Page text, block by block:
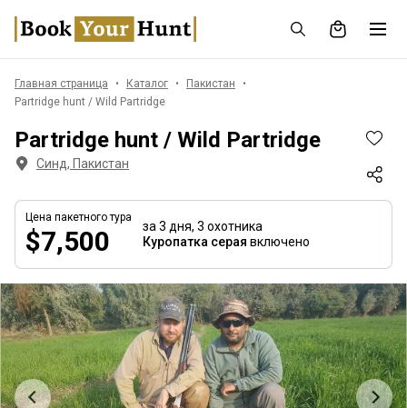
Главная страница Каталог
Пакистан
Partridge hunt / Wild Partridge
Partridge hunt / Wild Partridge
Синд, Пакистан
Цена пакетного тура
$7,500 за 3 дня, 3 охотника
Куропатка серая включено